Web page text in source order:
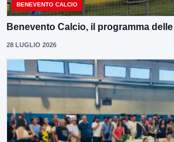
BENEVENTO CALCIO
Benevento Calcio, il programma
28 LUGLIO 2026